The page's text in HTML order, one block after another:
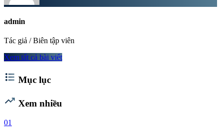
admin
Tác giả / Biên tập viên
Xem tất cả bài viết
format_list_bulleted Mục lục
trending_up Xem nhiều
01